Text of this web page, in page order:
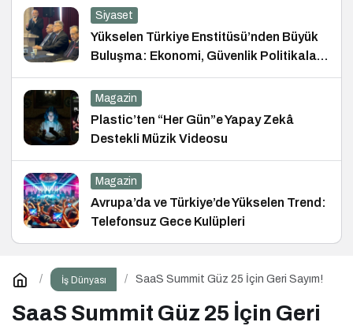
Siyaset
Yükselen Türkiye Enstitüsü’nden Büyük
Buluşma: Ekonomi, Güvenlik Politikaları
ve Hukuk Konferansı
Magazin
Plastic’ten “Her Gün”e Yapay Zekâ
Destekli Müzik Videosu
Magazin
Avrupa’da ve Türkiye’de Yükselen Trend:
Telefonsuz Gece Kulüpleri
İş Dünyası SaaS Summit Güz 25 İçin Geri Sayım!
SaaS Summit Güz 25 İçin Geri